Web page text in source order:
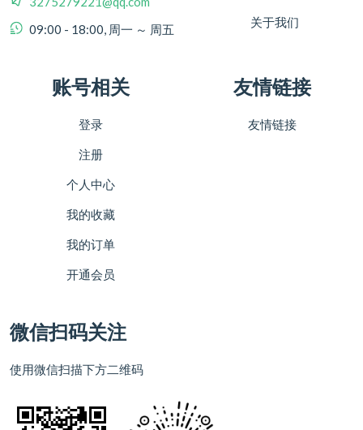
09:00 - 18:00, 周一 ～ 周五
关于我们
账号相关
登录
注册
个人中心
我的收藏
我的订单
开通会员
友情链接
友情链接
微信扫码关注
使用微信扫描下方二维码